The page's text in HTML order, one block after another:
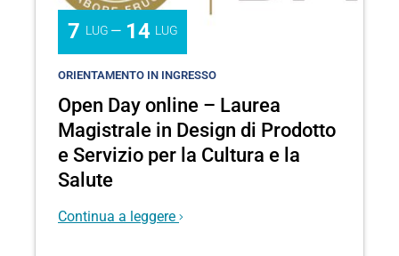
7 LUG — 14 LUG
ORIENTAMENTO IN INGRESSO
Open Day online – Laurea
Magistrale in Design di Prodotto
e Servizio per la Cultura e la
Salute
Continua a leggere